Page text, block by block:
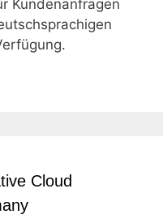
Kundenanfragen
Cloud